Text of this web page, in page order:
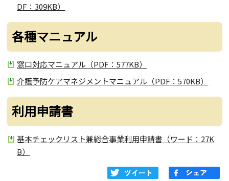
DF：309KB）
各種マニュアル
窓口対応マニュアル（PDF：577KB）
介護予防ケアマネジメントマニュアル（PDF：570KB）
利用申請書
基本チェックリスト兼総合事業利用申請書（ワード：27K
B）